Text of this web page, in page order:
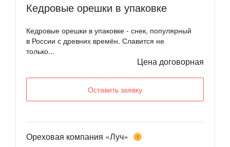
Кедровые орешки в упаковке
Кедровые орешки в упаковке - снек, популярный
в России с древних времён. Славится не
только...
Цена договорная
Оставить заявку
Ореховая компания «Луч» 1